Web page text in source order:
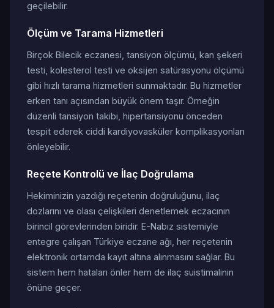
geçilebilir.
Ölçüm ve Tarama Hizmetleri
Birçok Bilecik eczanesi, tansiyon ölçümü, kan şekeri
testi, kolesterol testi ve oksijen satürasyonu ölçümü
gibi hızlı tarama hizmetleri sunmaktadır. Bu hizmetler
erken tanı açısından büyük önem taşır. Örneğin
düzenli tansiyon takibi, hipertansiyonu önceden
tespit ederek ciddi kardiyovasküler komplikasyonları
önleyebilir.
Reçete Kontrolü ve İlaç Doğrulama
Hekiminizin yazdığı reçetenin doğruluğunu, ilaç
dozlarını ve olası çelişkileri denetlemek eczacının
birincil görevlerinden biridir. E-Nabız sistemiyle
entegre çalışan Türkiye eczane ağı, her reçetenin
elektronik ortamda kayıt altına alınmasını sağlar. Bu
sistem hem hataları önler hem de ilaç suistimalinin
önüne geçer.